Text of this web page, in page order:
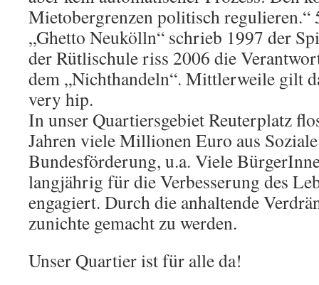
Mietobergrenzen politisch regulieren.“
„Ghetto Neukölln“ schrieb 1997 der
der Rütlischule riss 2006 die
dem „Nichthandeln“. Mittlerweile gilt
very hip.
In unser Quartiersgebiet Reuterplatz
Jahren viele Millionen Euro aus
Bundesförderung, u.a. Viele
langjährig für die Verbesserung des
engagiert. Durch die anhaltende
zunichte gemacht zu werden.
Unser Quartier ist für alle da!